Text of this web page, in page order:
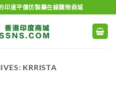
印度平價仿製藥在線購物商城
KRRISTA